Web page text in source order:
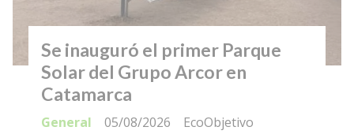
Se inauguró el primer Parque
Solar del Grupo Arcor en
Catamarca
EcoObjetivo
General
05/08/2026